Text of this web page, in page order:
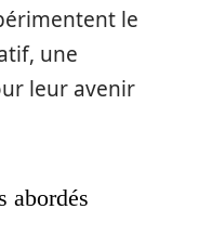
le
une
leur avenir
abordés